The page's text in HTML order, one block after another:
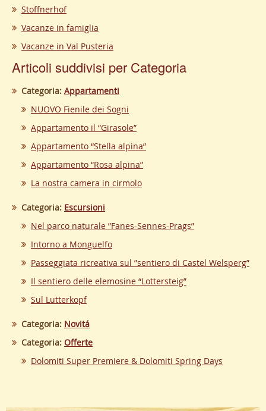
Stoffnerhof
Vacanze in famiglia
Vacanze in Val Pusteria
Articoli suddivisi per Categoria
Categoria: Appartamenti
NUOVO Fienile dei Sogni
Appartamento il “Girasole”
Appartamento “Stella alpina”
Appartamento “Rosa alpina”
La nostra camera in cirmolo
Categoria: Escursioni
Nel parco naturale ”Fanes-Sennes-Prags”
Intorno a Monguelfo
Passeggiata ricreativa sul ”sentiero di Castel Welsperg”
Il sentiero delle elemosine “Lottersteig”
Sul Lutterkopf
Categoria: Novitá
Categoria: Offerte
Dolomiti Super Premiere & Dolomiti Spring Days